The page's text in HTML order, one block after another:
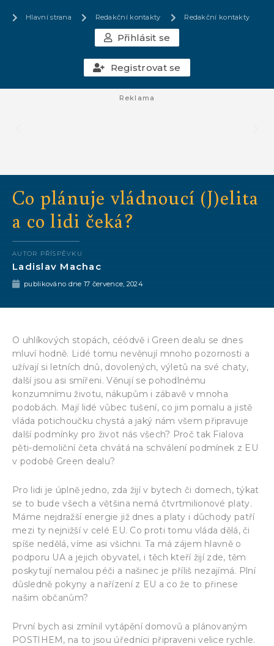
Hlavní strana Redakční kontakty Redakční kontakty
Přihlásit se
Registrovat se
Reklama
Co plánuje vládnoucí (J)elita
a co lidi čeká?
AUTOR PŘÍSPĚVKU
Ladislav Machac
publikováno dne 17 července, 2024
O uhlíkových stopách, céódvě i Green dealu se dnes
mluví hodně. Lidé tomu nevěnují mnoho pozornosti a
užívají si letních dnů, dovolených, výletů na své chaty,
další jsou asi smířeni. Věnují se pohodlnému
konzumnímu životu, nákupům i zábavě v mnoha
podobách. Mají lidé vůbec tušení, co jim pomalu a jistě
vláda potichoučku chystá a jaký nám všem připravuje
další podmínky pro život nás všech? Proč tak Fialova
pěti-demoliční četa chvátá na schválení podmínek z EU
v podobě Green dealu?
Pro lidi je úplně jedno, zda žijí v bytech či domech, týkat
se to bude všech a většina nemá čtvrtmilionové platy.
Máme nejdražší energie již dnes a platy i důchody patří
mezi ty nejnižší v celé EU. Co proti tomu vláda dělá, či
spíše nedělá, víme asi všichni. Ta má zájem hlavně o
podporu UA a jejich obyvatel, i těch kteří žijí zde, těm
poskytují nemalou péči a našinec je příliš nezajímá. Plní
důsledně pokyny a nařízení z EU a co že to přinese
našim občanům?
První bych asi zmínil vytápění domovů a plánovaným
POSTIHEM, na to jsou úředníci připraveni velice rychle.